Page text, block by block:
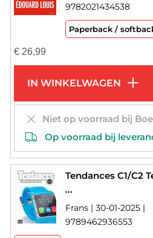
9782021434538
Paperback /
€26,99
IN WINKELWAGEN
Niet op voorraad bij
Op voorraad bij
Tendances C1/C2
...
Frans | 30-01-2025 |
9789462936553